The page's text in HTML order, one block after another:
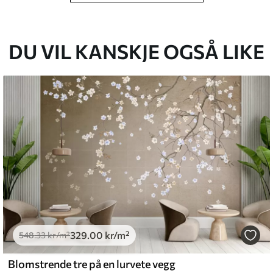
med en myk svamp. Tapeter med
.00399
and Stick
.00555.00kr/m²
DU VIL KANSKJE OGSÅ LIKE
548.33kr/m²329.00 kr/m²
Blomstrende tre på en lurvete vegg